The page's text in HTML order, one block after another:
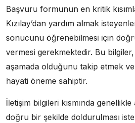
Başvuru formunun en kritik
Kızılay’dan yardım almak
sonucunu öğrenebilmesi için
vermesi gerekmektedir. Bu
aşamada olduğunu takip etmek
hayati öneme sahiptir.
İletişim bilgileri kısmında
doğru bir şekilde doldurulması